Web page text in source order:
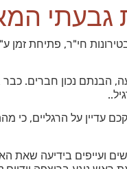
גבעתי
בטירונות חי"ר, פתיחת
הבנתם נכון חברים. כבר
עדיין על הרגליים, כי
ועייפים בידיעה